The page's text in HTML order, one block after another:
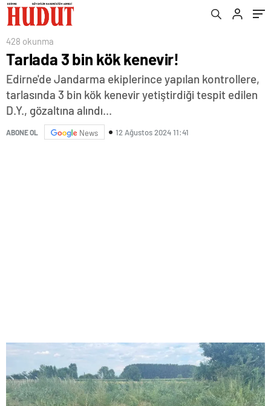
428 okunma
Tarlada 3 bin kök kenevir!
Edirne'de Jandarma ekiplerince yapılan kontrollere,
tarlasında 3 bin kök kenevir yetiştirdiği tespit edilen
D.Y., gözaltına alındı...
ABONE OL News 12 Ağustos 2024 11:41